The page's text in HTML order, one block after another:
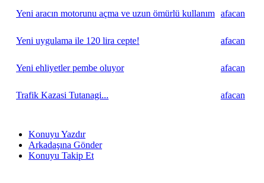
Yeni aracın motorunu açma ve uzun ömürlü kullanım afacan
Yeni uygulama ile 120 lira cepte! afacan
Yeni ehliyetler pembe oluyor afacan
Trafik Kazasi Tutanagi... afacan
Konuyu Yazdır
Arkadaşına Gönder
Konuyu Takip Et